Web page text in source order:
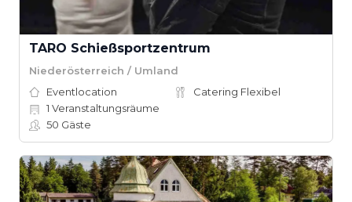
TARO Schießsportzentrum
Niederösterreich / Umland
Eventlocation
Catering Flexibel
1 Veranstaltungsräume
50 Gäste